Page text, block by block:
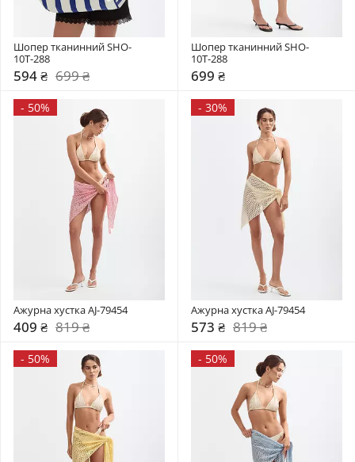
Шопер тканинний SHO-
10Т-288
594 ₴ 699 ₴
Шопер тканинний SHO-
10Т-288
699 ₴
- 50%
Ажурна хустка AJ-79454
409 ₴ 819 ₴
- 30%
Ажурна хустка AJ-79454
573 ₴ 819 ₴
- 50% - 50%